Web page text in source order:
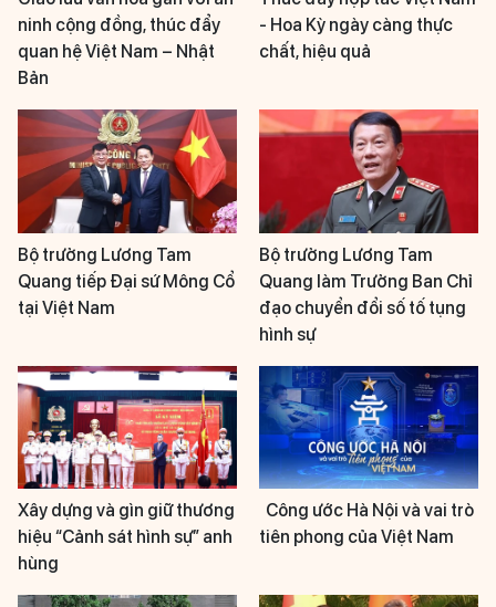
ninh cộng đồng, thúc đẩy
quan hệ Việt Nam – Nhật
Bản
- Hoa Kỳ ngày càng thực
chất, hiệu quả
Bộ trưởng Lương Tam
Quang tiếp Đại sứ Mông Cổ
tại Việt Nam
Bộ trưởng Lương Tam
Quang làm Trưởng Ban Chỉ
đạo chuyển đổi số tố tụng
hình sự
Xây dựng và gìn giữ thương
hiệu “Cảnh sát hình sự” anh
hùng
Công ước Hà Nội và vai trò
tiên phong của Việt Nam